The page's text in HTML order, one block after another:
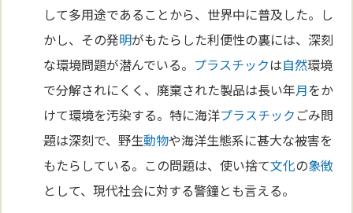
して多用途であることから、世界中に普及した。し
かし、その発明がもたらした利便性の裏には、深刻
な環境問題が潜んでいる。 プラスチックは自然環境
で分解されにくく、廃棄された製品は長い年月をか
けて環境を汚染する。特に海洋プラスチック ごみ問
題は深刻で、野生動物や海洋生態系に甚大な被害を
もたらしている。この問題は、使い捨て文化の象徴
として、現代社会に対する警鐘とも言える。